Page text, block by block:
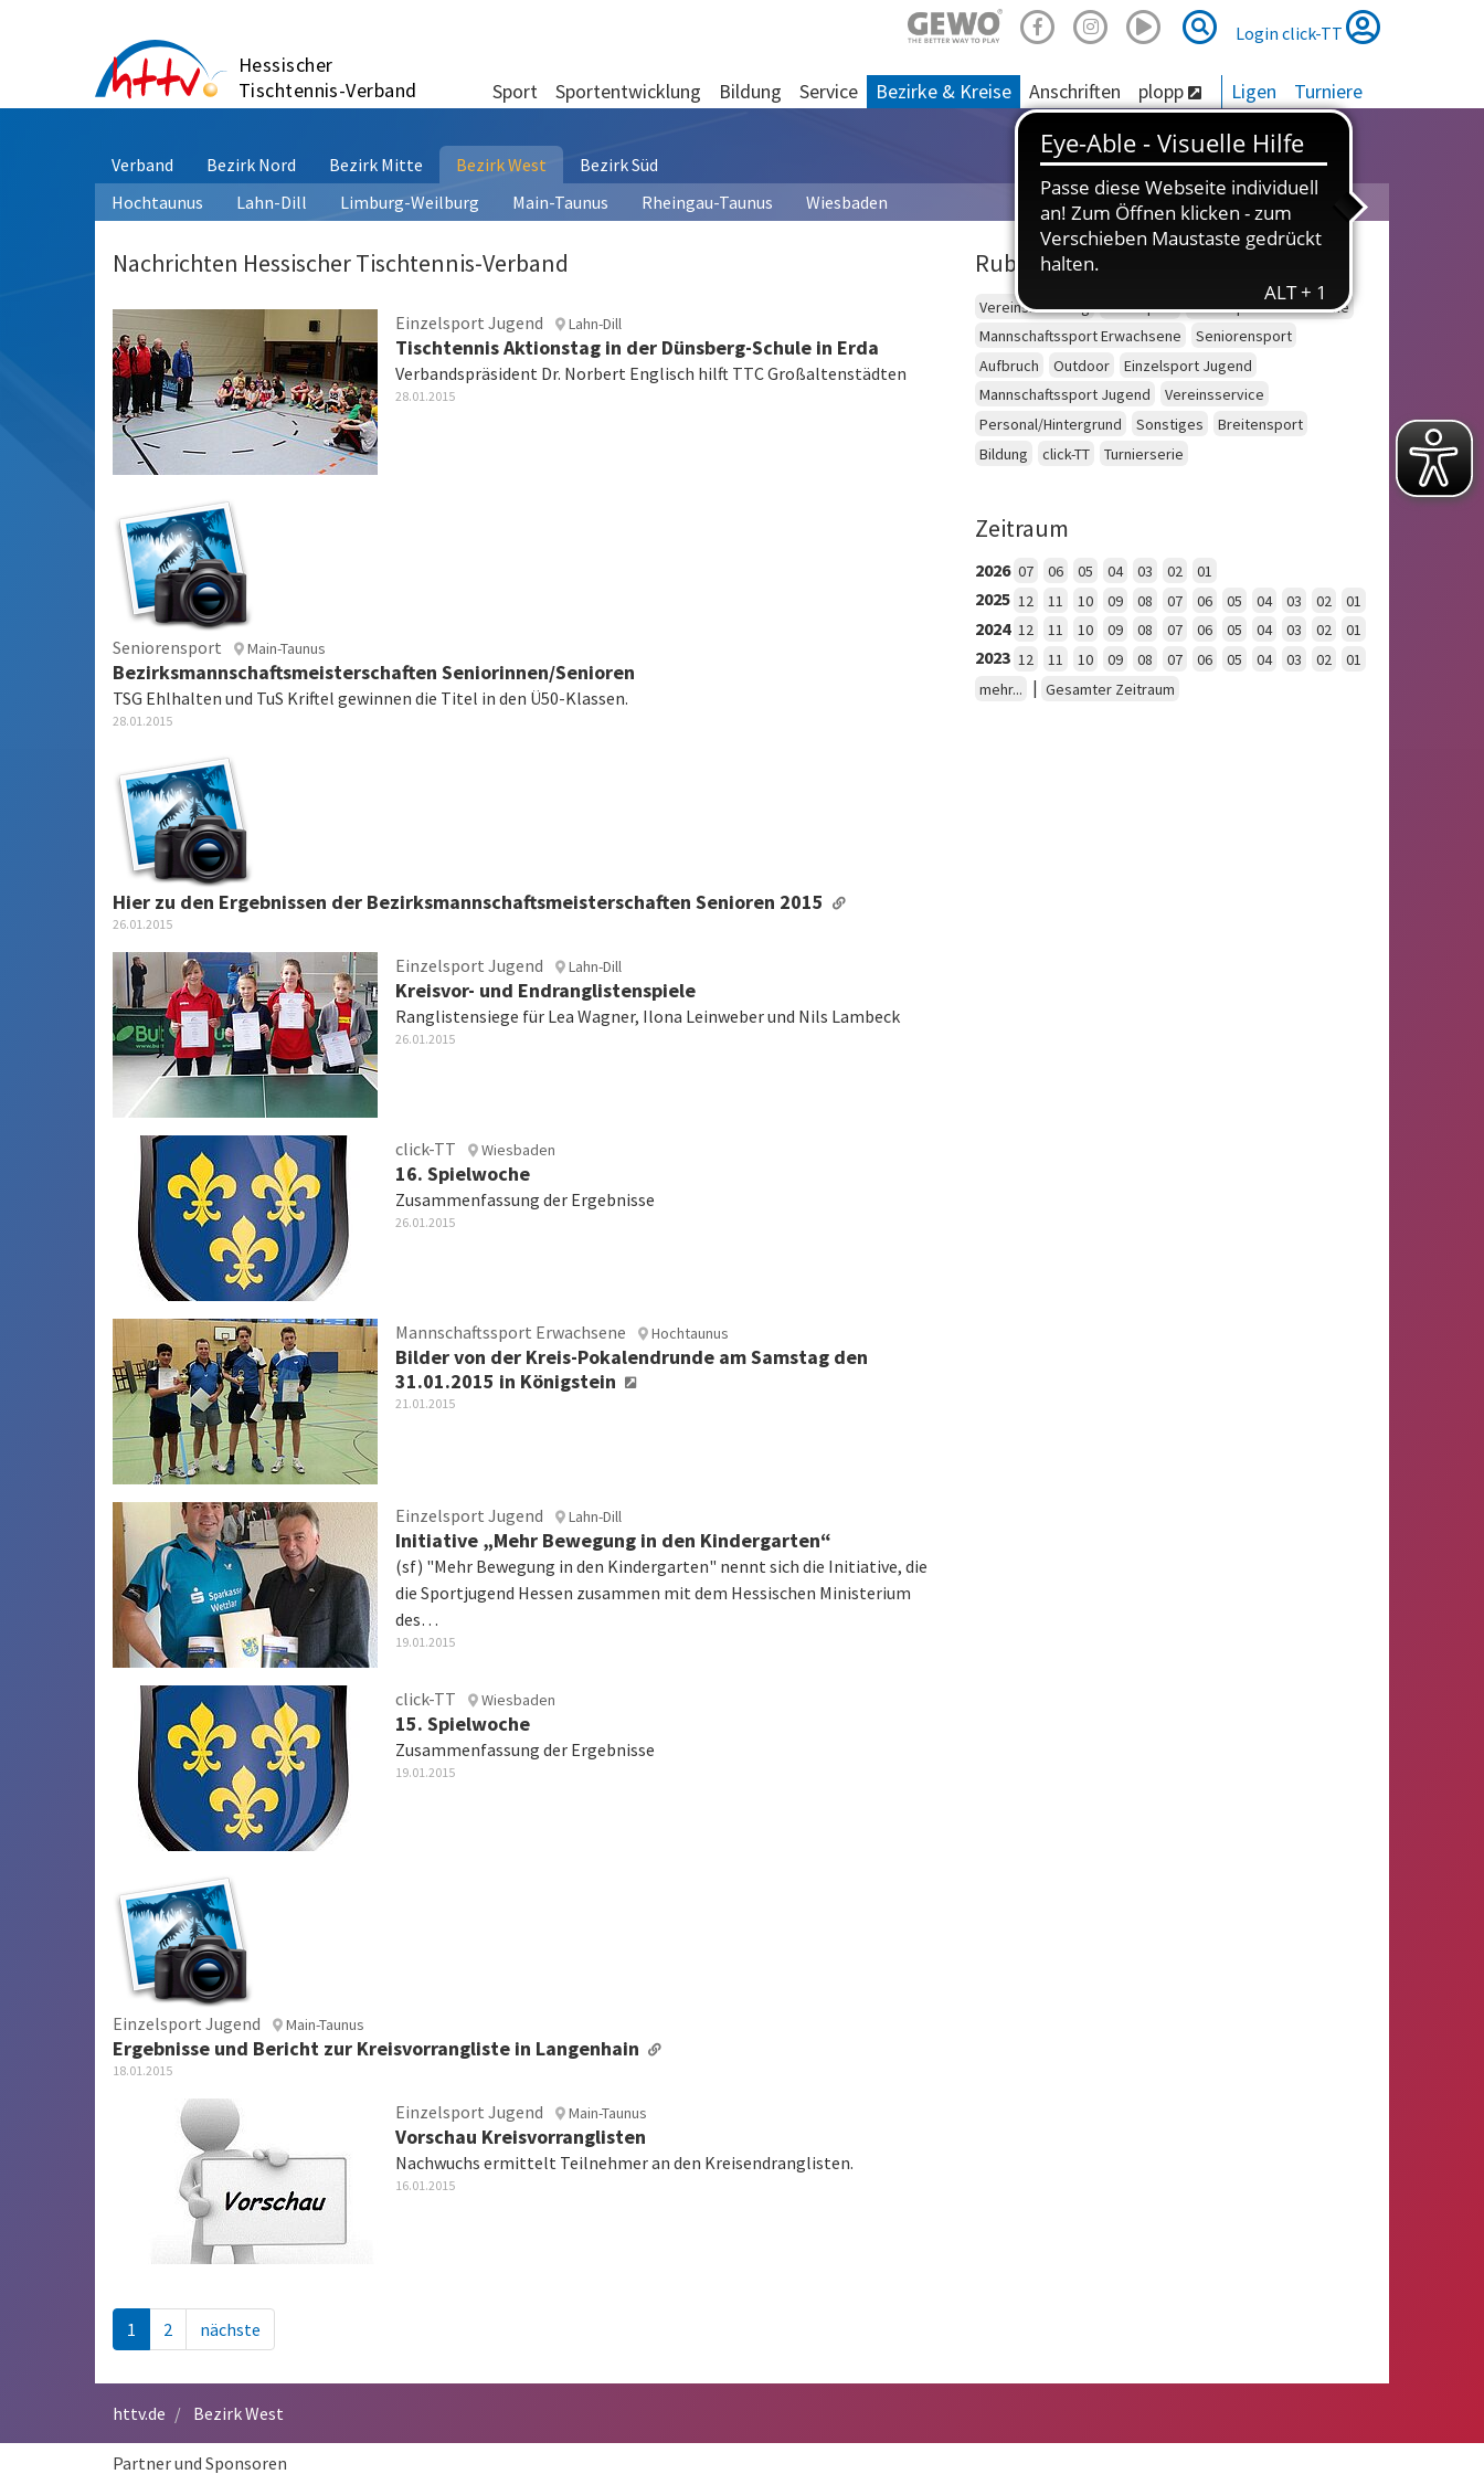
Hessischer
Tischtennis-Verband
Suche
Suche
Login click-TT
Sport Sportentwicklung Bildung Service Bezirke & Kreise Anschriften plopp Ligen Turniere
Verband Bezirk Nord Bezirk Mitte Bezirk West
Bezirk Süd
Hochtaunus
Lahn-Dill Limburg-Weilburg Main-Taunus Rheingau-Taunus Wiesbaden
Nachrichten Hessischer Tischtennis-Verband
Einzelsport Jugend Lahn-Dill
Tischtennis Aktionstag in der Dünsberg-Schule in Erda
Verbandspräsident Dr. Norbert Englisch hilft TTC Großaltenstädten
28.01.2015
Seniorensport Main-Taunus
Bezirksmannschaftsmeisterschaften Seniorinnen/Senioren
TSG Ehlhalten und TuS Kriftel gewinnen die Titel in den Ü50-Klassen.
28.01.2015
Hier zu den Ergebnissen der Bezirksmannschaftsmeisterschaften Senioren 2015
26.01.2015
Einzelsport Jugend Lahn-Dill
Kreisvor- und Endranglistenspiele
Ranglistensiege für Lea Wagner, Ilona Leinweber und Nils Lambeck
26.01.2015
click-TT Wiesbaden
16. Spielwoche
Zusammenfassung der Ergebnisse
26.01.2015
Mannschaftssport Erwachsene Hochtaunus
Bilder von der Kreis-Pokalendrunde am Samstag den
31.01.2015 in Königstein
21.01.2015
Einzelsport Jugend Lahn-Dill
Initiative „Mehr Bewegung in den Kindergarten“
(sf) "Mehr Bewegung in den Kindergarten" nennt sich die Initiative, die
die Sportjugend Hessen zusammen mit dem Hessischen Ministerium
des…
19.01.2015
click-TT Wiesbaden
15. Spielwoche
Zusammenfassung der Ergebnisse
19.01.2015
Einzelsport Jugend Main-Taunus
Ergebnisse und Bericht zur Kreisvorrangliste in Langenhain
18.01.2015
Einzelsport Jugend Main-Taunus
Vorschau Kreisvorranglisten
Nachwuchs ermittelt Teilnehmer an den Kreisendranglisten.
16.01.2015
1 2 nächste
Rubriken
Vereinsberatung Schulsport
Einzelsport Erwachsene
Mannschaftssport Erwachsene
Seniorensport
Aufbruch
Outdoor
Einzelsport Jugend
Mannschaftssport Jugend
Vereinsservice
Personal/Hintergrund
Sonstiges
Breitensport
Bildung
click-TT Turnierserie
Zeitraum
2026 07 06 05 04 03 02 01
2025 12 11 10 09 08 07 06 05 04 03 02 01
2024 12 11 10 09 08 07 06 05 04 03 02 01
2023 12 11 10 09 08 07 06 05 04 03 02
01
mehr...
| Gesamter Zeitraum
httv.de Bezirk West
Partner und Sponsoren